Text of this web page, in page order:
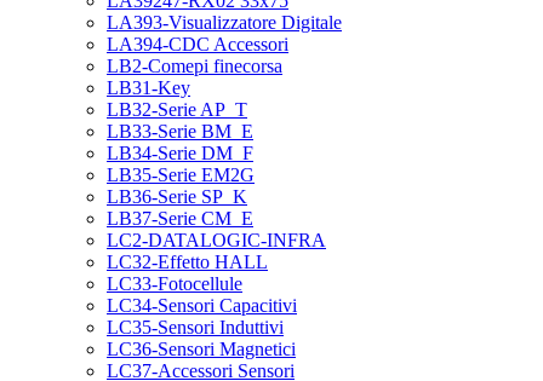
LA393-Visualizzatore Digitale
LA394-CDC Accessori
LB2-Comepi finecorsa
LB31-Key
LB32-Serie AP_T
LB33-Serie BM_E
LB34-Serie DM_F
LB35-Serie EM2G
LB36-Serie SP_K
LB37-Serie CM_E
LC2-DATALOGIC-INFRA
LC32-Effetto HALL
LC33-Fotocellule
LC34-Sensori Capacitivi
LC35-Sensori Induttivi
LC36-Sensori Magnetici
LC37-Accessori Sensori